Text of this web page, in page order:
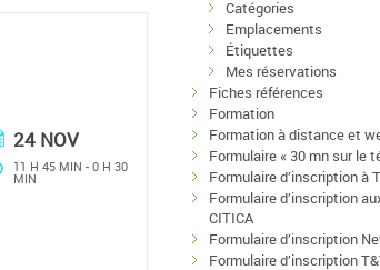
24 NOV
11 H 45 MIN - 0 H 30
MIN
Catégories
Emplacements
Étiquettes
Mes réservations
Fiches références
Formation
Formation à distance et
Formulaire « 30 mn sur le
Formulaire d’inscription à
Formulaire d’inscription
CITICA
Formulaire d’inscription
Formulaire d’inscription